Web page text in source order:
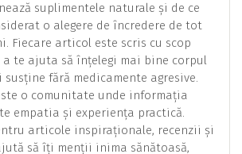
suplimentele naturale și de ce
o alegere de încredere de tot
Fiecare articol este scris cu scop
a te ajuta să înțelegi mai bine corpul
fără medicamente agresive.
o comunitate unde informația
empatia și experiența practică.
articole inspiraționale, recenzii și
să îți menții inima sănătoasă,